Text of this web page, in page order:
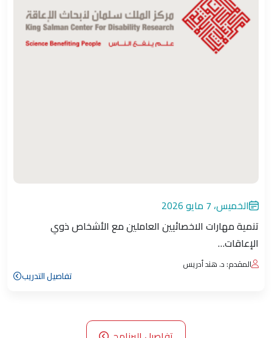
الخميس، 7 مايو 2026
تنمية مهارات الاخصائيين العاملين مع الأشخاص ذوي
الإعاقات…
المقدم: د. هند أدريس
تفاصيل التدريب